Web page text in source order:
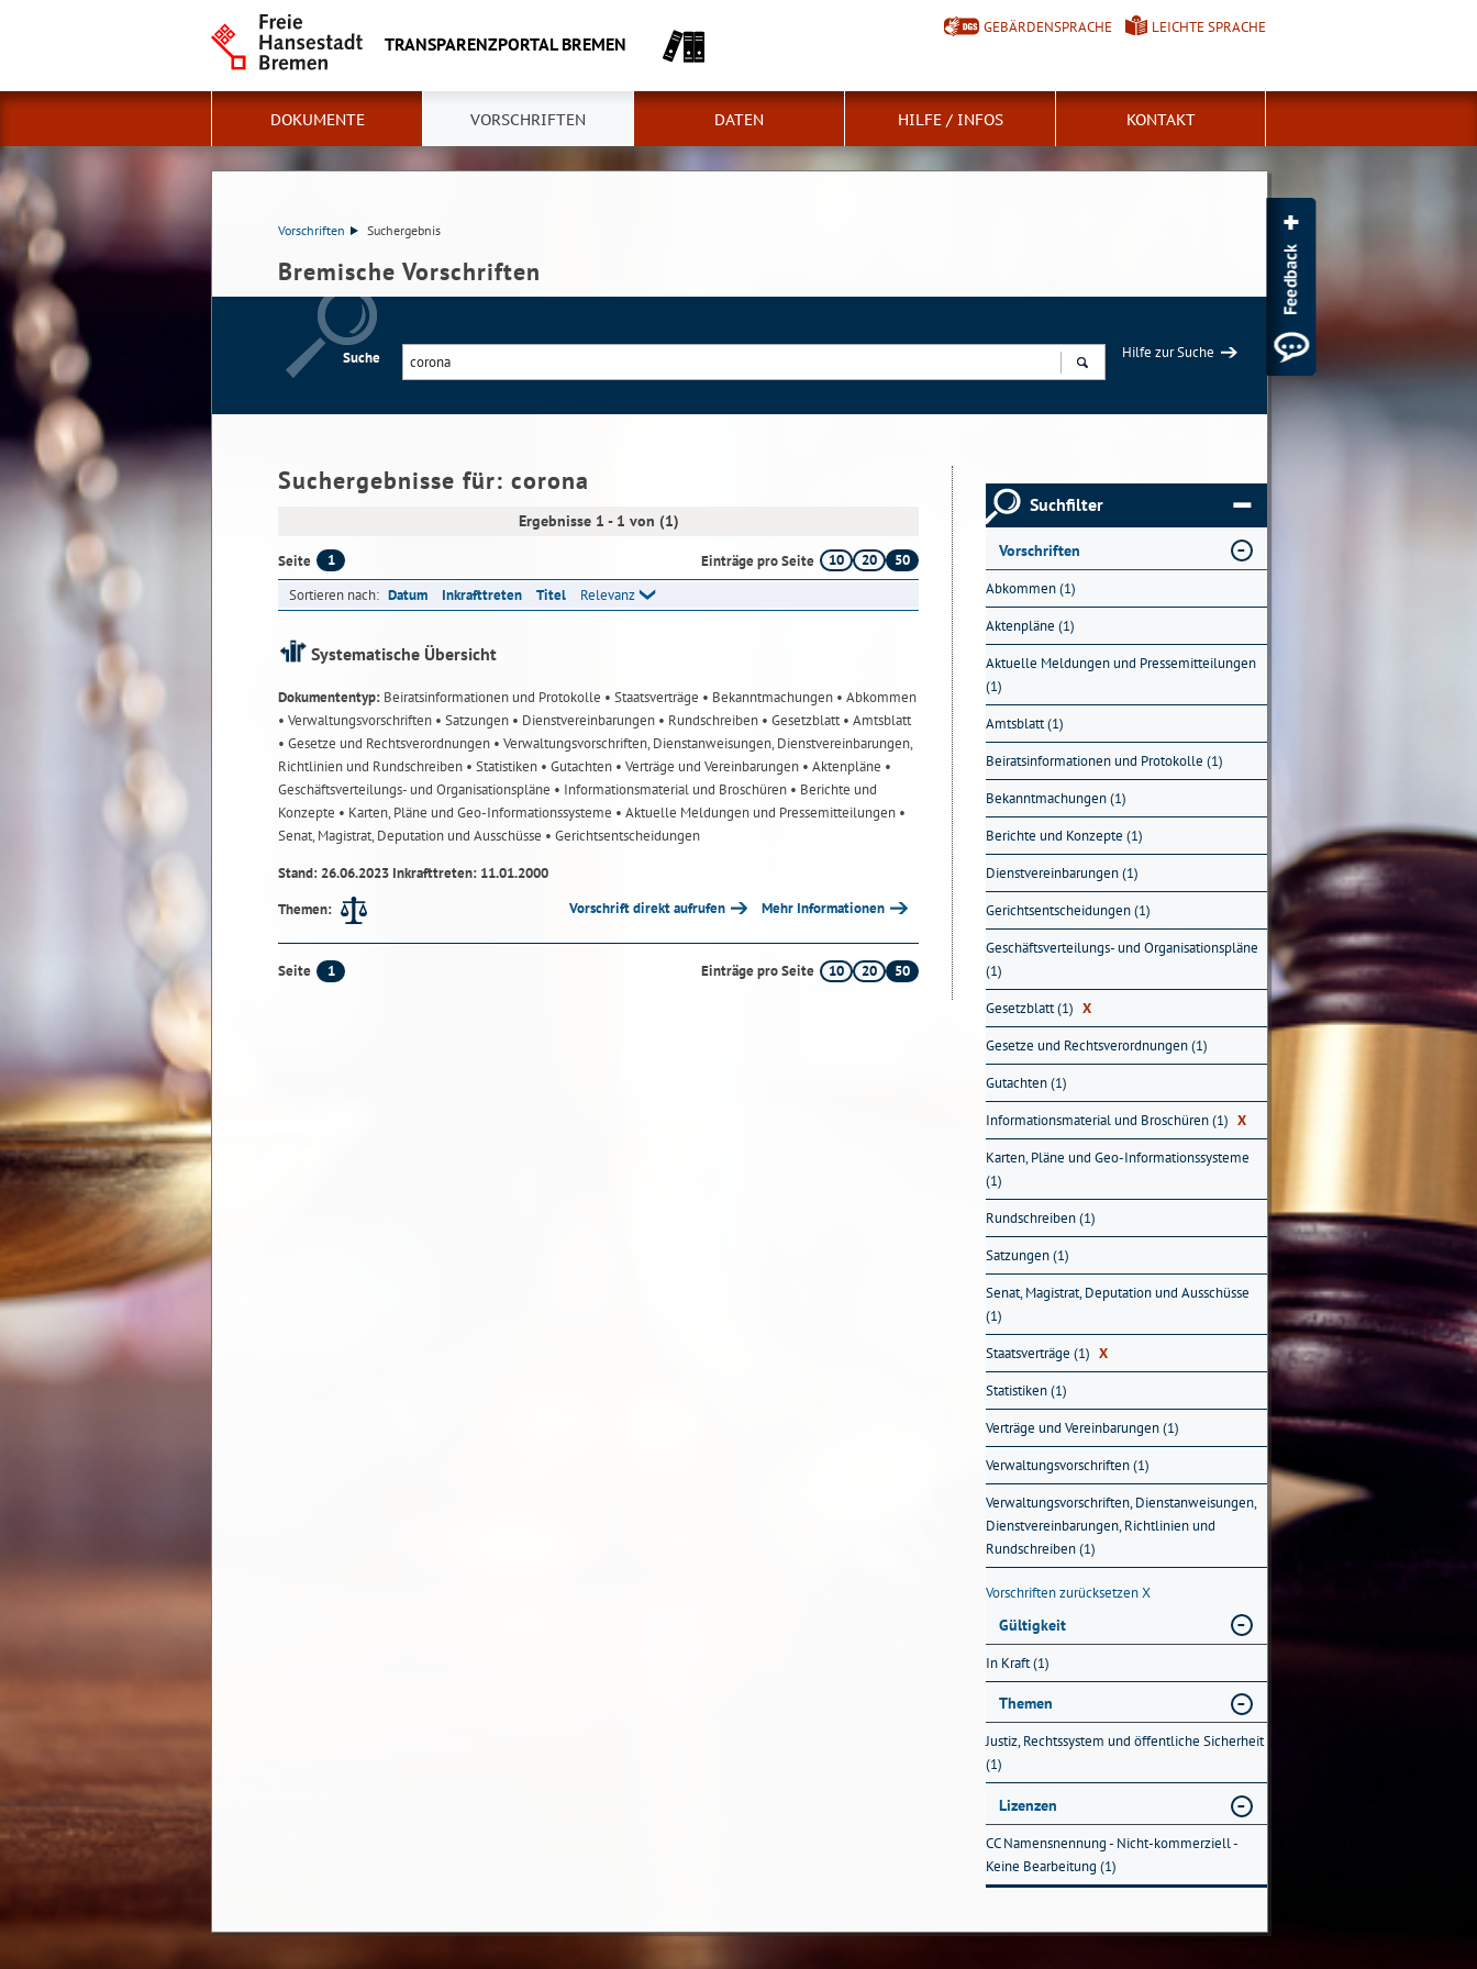
TRANSPARENZPORTAL BREMEN
GEBÄRDENSPRACHE LEICHTE SPRACHE
DOKUMENTE VORSCHRIFTEN DATEN HILFE / INFOS KONTAKT
Vorschriften Suchergebnis
Bremische Vorschriften
Suche
Hilfe zur Suche
Suchergebnisse für: corona
Ergebnisse 1 - 1 von (1)
Seite 1 Einträge pro Seite 10 20
50
Sortieren nach: Datum Inkrafttreten Titel Relevanz
Systematische Übersicht
Dokumententyp: Beiratsinformationen und Protokolle • Staatsverträge • Bekanntmachungen • Abkommen
• Verwaltungsvorschriften • Satzungen • Dienstvereinbarungen • Rundschreiben • Gesetzblatt• Amtsblatt
• Gesetze und Rechtsverordnungen • Verwaltungsvorschriften, Dienstanweisungen, Dienstvereinbarungen,
Richtlinien und Rundschreiben • Statistiken • Gutachten • Verträge und Vereinbarungen • Aktenpläne •
Geschäftsverteilungs- und Organisationspläne • Informationsmaterial und Broschüren • Berichte und
Konzepte • Karten, Pläne und Geo-Informationssysteme • Aktuelle Meldungen und Pressemitteilungen •
Senat, Magistrat, Deputation und Ausschüsse • Gerichtsentscheidungen
Stand: 26.06.2023 Inkrafttreten: 11.01.2000
Themen:
Vorschrift direkt aufrufen Mehr Informationen
Seite 1 Einträge pro Seite 10 20 50
Suchfilter
Vorschriften
Abkommen (1)
Aktenpläne (1)
Aktuelle Meldungen und Pressemitteilungen
(1)
Amtsblatt (1)
Beiratsinformationen und Protokolle (1)
Bekanntmachungen (1)
Berichte und Konzepte (1)
Dienstvereinbarungen (1)
Gerichtsentscheidungen (1)
Geschäftsverteilungs- und Organisationspläne
(1)
Gesetzblatt (1) X
Gesetze und Rechtsverordnungen (1)
Gutachten (1)
Informationsmaterial und Broschüren (1) X
Karten, Pläne und Geo-Informationssysteme
(1)
Rundschreiben (1)
Satzungen (1)
Senat, Magistrat, Deputation und Ausschüsse
(1)
Staatsverträge (1) X
Statistiken (1)
Verträge und Vereinbarungen (1)
Verwaltungsvorschriften (1)
Verwaltungsvorschriften, Dienstanweisungen,
Dienstvereinbarungen, Richtlinien und
Rundschreiben (1)
Vorschriften zurücksetzenX
Gültigkeit
In Kraft (1)
Themen
Justiz, Rechtssystem und öffentliche Sicherheit
(1)
Lizenzen
CC Namensnennung - Nicht-kommerziell -
Keine Bearbeitung (1)